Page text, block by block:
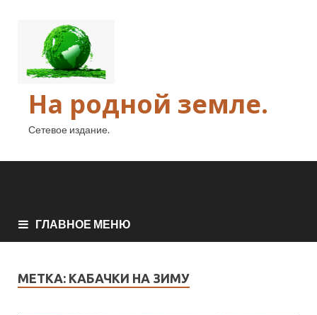
На родной земле.
Сетевое издание.
ГЛАВНОЕ МЕНЮ
МЕТКА: КАБАЧКИ НА ЗИМУ